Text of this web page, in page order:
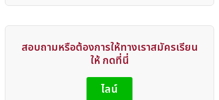
สอบถามหรือต้องการให้ทางเราสมัครเรียน
ให้ กดที่นี่
ไลน์